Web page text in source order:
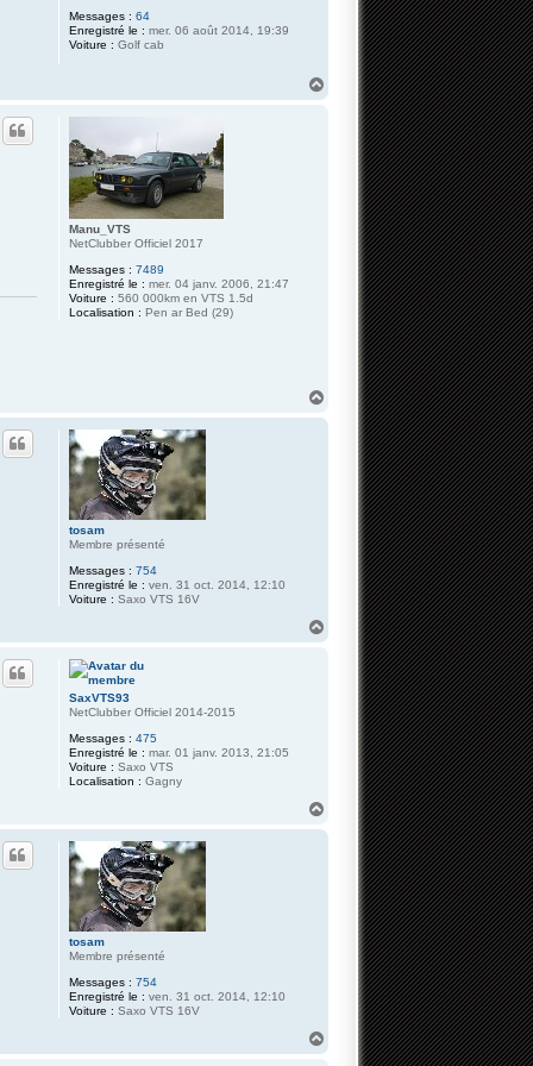
Messages : 64
Enregistré le : mer. 06 août 2014, 19:39
Voiture : Golf cab
Manu_VTS
NetClubber Officiel 2017
Messages : 7489
Enregistré le : mer. 04 janv. 2006, 21:47
Voiture : 560 000km en VTS 1.5d
Localisation : Pen ar Bed (29)
tosam
Membre présenté
Messages : 754
Enregistré le : ven. 31 oct. 2014, 12:10
Voiture : Saxo VTS 16V
SaxVTS93
NetClubber Officiel 2014-2015
Messages : 475
Enregistré le : mar. 01 janv. 2013, 21:05
Voiture : Saxo VTS
Localisation : Gagny
tosam
Membre présenté
Messages : 754
Enregistré le : ven. 31 oct. 2014, 12:10
Voiture : Saxo VTS 16V